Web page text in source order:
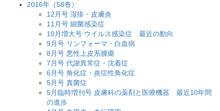
2016年（58巻）
12月号 湿疹・皮膚炎
11月号 細菌感染症
10月増大号 ウイルス感染症 最近の動向
9月号 リンフォーマ・白血病
8月号 悪性上皮系腫瘍
7月号 代謝異常症・沈着症
6月号 角化症・炎症性角化症
5月号 真菌症
5月臨時増刊号 皮膚科の薬剤と医療機器 最近10年間
の進歩